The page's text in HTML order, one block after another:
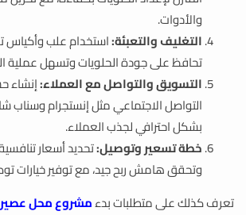
والأدوات.
التغليف والتعبئة:استخدام علب وأكياس
تحافظ على جودة الحلويات وتسهل عملية
التسويق والتواصل مع العملاء:إنشاء
التواصل الاجتماعي مثل إنستجرام وسناب
بشكل احترافي لجذب العملاء.
خطة تسعير وتوصيل:تحديد أسعار
وتحقق هامش ربح جيد، مع توفير خيارات
تعرف كذلك على متطلبات بدءمشروع محل عصير